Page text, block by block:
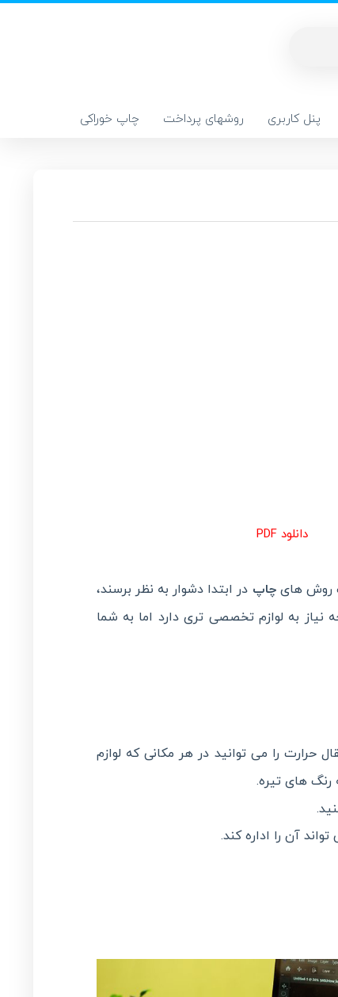
پنل کاربری روشهای پرداخت چاپ خوراکی
دانلود PDF
روش هایچاپ در ابتدا دشوار به نظر برسند،
نیاز به لوازم تخصصی تری دارد اما به شما
را می توانید در هر مکانی که لوازم
رنگ های تیره.
آن را اداره کند.